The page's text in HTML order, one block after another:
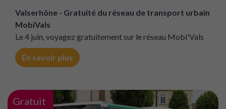
Valserhône - Gratuité du réseau de transport urbain
MobiVals
Le 4 juin, voyagez gratuitement sur le réseau Mobi'Vals
En savoir plus
Gratuit